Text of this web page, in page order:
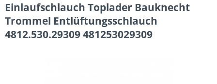
Einlaufschlauch Toplader Bauknecht
Trommel Entlüftungsschlauch
4812.530.29309 481253029309